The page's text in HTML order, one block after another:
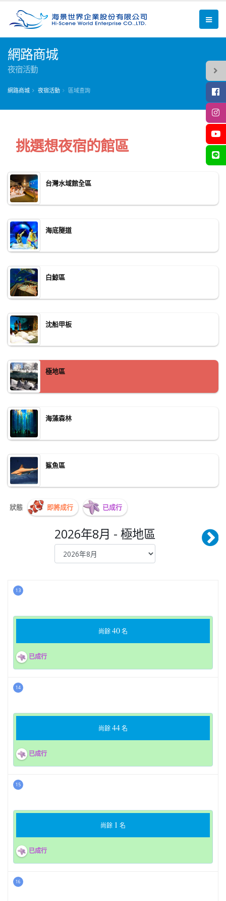
網路商城
夜宿活動
網路商城 夜宿活動 區域查詢
挑選想夜宿的館區
台灣水域館全區
海底隧道
白鯨區
沈船甲板
極地區
海藻森林
鯊魚區
狀態 即將成行 已成行
2026年8月 - 極地區
13
尚餘40名
已成行
14
尚餘44名
已成行
15
尚餘 1 名
已成行
16